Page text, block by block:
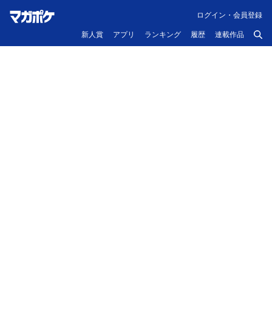
新人賞 アプリ ランキング 履歴 連載作品
ログイン・会員登録